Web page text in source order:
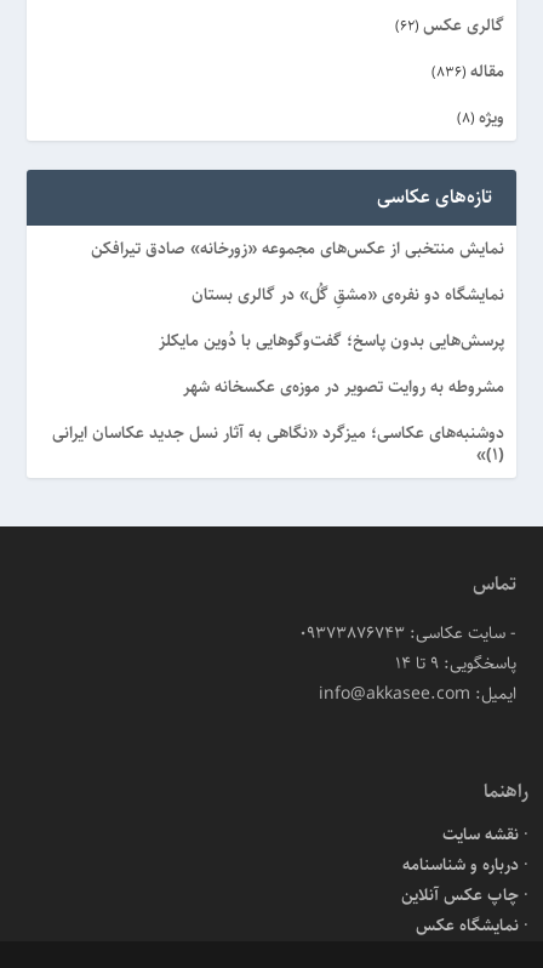
گالری عکس (62)
مقاله (836)
ویژه (8)
تازه‌های عکاسی
نمایش منتخبی از عکس‌های مجموعه «زورخانه» صادق تیرافکن
نمایشگاه دو نفره‌ی «مشقِ گُل» در گالری بستان
پرسش‌هایی بدون پاسخ؛ گفت‌وگوهایی با دُوین مایکلز
مشروطه به روایت تصویر در موزه‌ی عکسخانه شهر
دوشنبه‌های عکاسی؛ میزگرد «نگاهی به آثار نسل جدید عکاسان ایرانی
(۱)»
تماس
- سایت عکاسی: 09373876743
پاسخگویی: ۹ تا ۱۴
ایمیل: info@akkasee.com
راهنما
نقشه سایت
درباره و شناسنامه
چاپ عکس آنلاین
نمایشگاه عکس